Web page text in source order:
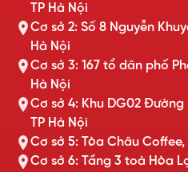
TP Hà Nội
Cơ sở 2: Số 8 Nguyễn
Hà Nội
Cơ sở 3: 167 tổ dân phố
Hà Nội
Cơ sở 4: Khu DG02
TP Hà Nội
Cơ sở 5: Tòa Châu
Cơ sở 6: Tầng 3 toà Hòa